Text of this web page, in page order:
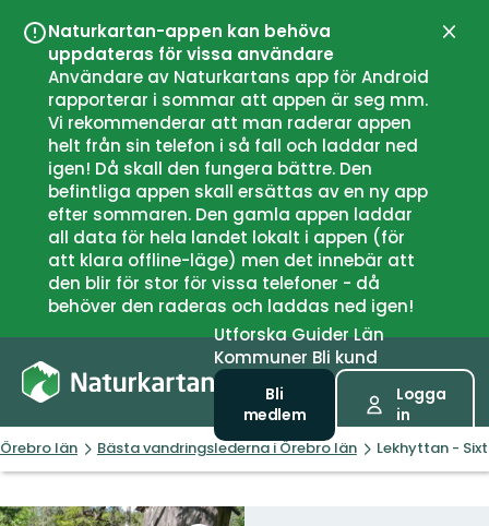
Naturkartan-appen kan behöva
uppdateras för vissa användare
Användare av Naturkartans app för Android
rapporterar i sommar att appen är seg mm.
Vi rekommenderar att man raderar appen
helt från sin telefon i så fall och laddar ned
igen! Då skall den fungera bättre. Den
befintliga appen skall ersättas av en ny app
efter sommaren. Den gamla appen laddar
all data för hela landet lokalt i appen (för
att klara offline-läge) men det innebär att
den blir för stor för vissa telefoner - då
behöver den raderas och laddas ned igen!
UtforskaGuiderLän
Kommuner Bli kund
Bli
medlem
Logga
in
Örebro län Bästa vandringslederna i Örebro län Lekhyttan -